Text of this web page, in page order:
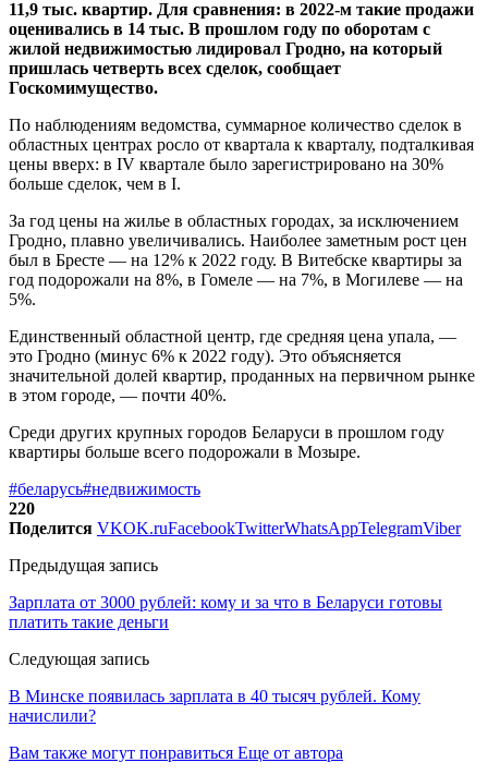
11,9 тыс. квартир. Для сравнения: в 2022-м такие продажи
оценивались в 14 тыс. В прошлом году по оборотам с
жилой недвижимостью лидировал Гродно, на который
пришлась четверть всех сделок, сообщает
Госкомимущество.
По наблюдениям ведомства, суммарное количество сделок в
областных центрах росло от квартала к кварталу, подталкивая
цены вверх: в IV квартале было зарегистрировано на 30%
больше сделок, чем в I.
За год цены на жилье в областных городах, за исключением
Гродно, плавно увеличивались. Наиболее заметным рост цен
был в Бресте — на 12% к 2022 году. В Витебске квартиры за
год подорожали на 8%, в Гомеле — на 7%, в Могилеве — на
5%.
Единственный областной центр, где средняя цена упала, —
это Гродно (минус 6% к 2022 году). Это объясняется
значительной долей квартир, проданных на первичном рынке
в этом городе, — почти 40%.
Среди других крупных городов Беларуси в прошлом году
квартиры больше всего подорожали в Мозыре.
#беларусь#недвижимость
220
Поделится VKOK.ruFacebookTwitterWhatsAppTelegramViber
Предыдущая запись
Зарплата от 3000 рублей: кому и за что в Беларуси готовы
платить такие деньги
Следующая запись
В Минске появилась зарплата в 40 тысяч рублей. Кому
начислили?
Вам также могут понравиться Еще от автора